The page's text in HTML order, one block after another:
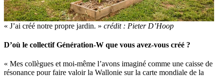
« J’ai créé notre propre jardin. » crédit : Pieter D’Hoop
D’où le collectif Génération-W que vous avez-vous créé ?
« Mes collègues et moi-même l’avons imaginé comme une caisse de
résonance pour faire valoir la Wallonie sur la carte mondiale de la